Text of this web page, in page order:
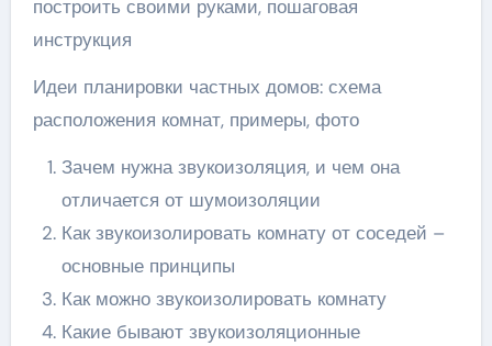
построить своими руками, пошаговая
инструкция
Идеи планировки частных домов: схема
расположения комнат, примеры, фото
Зачем нужна звукоизоляция, и чем она
отличается от шумоизоляции
Как звукоизолировать комнату от соседей –
основные принципы
Как можно звукоизолировать комнату
Какие бывают звукоизоляционные